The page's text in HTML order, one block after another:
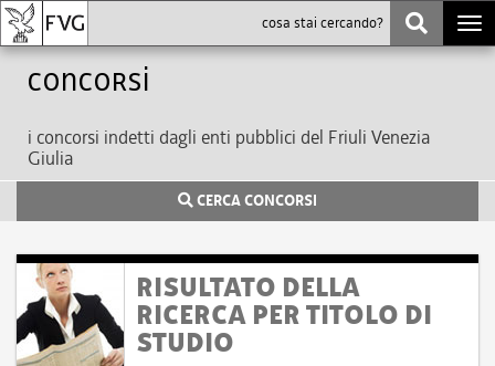
Concorsi
i concorsi indetti dagli enti pubblici del Friuli Venezia
Giulia
CERCA CONCORSI
RISULTATO DELLA
RICERCA PER TITOLO DI
STUDIO